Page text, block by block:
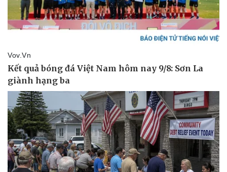
Pháp luật
Vụ án
Tin nóng
Quân sự - Quốc phòng
Vũ khí
Việt Nam